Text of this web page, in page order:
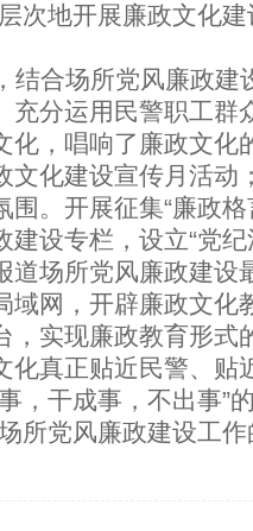
次地开展廉政文化
结合场所党风廉政建
充分运用民警职工群
化，唱响了廉政文化
文化建设宣传月活动
。开展征集“廉政
设专栏，设立“党纪
道场所党风廉政建设
域网，开辟廉政文化
，实现廉政教育形式
化真正贴近民警、贴
，干成事，不出事”
所党风廉政建设工作